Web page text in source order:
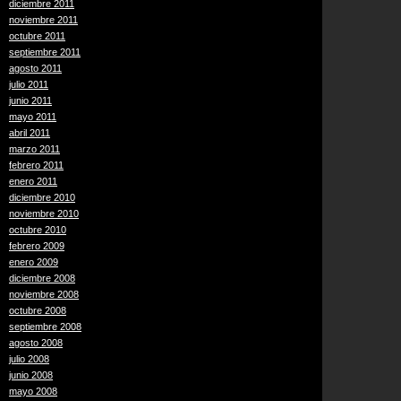
diciembre 2011
noviembre 2011
octubre 2011
septiembre 2011
agosto 2011
julio 2011
junio 2011
mayo 2011
abril 2011
marzo 2011
febrero 2011
enero 2011
diciembre 2010
noviembre 2010
octubre 2010
febrero 2009
enero 2009
diciembre 2008
noviembre 2008
octubre 2008
septiembre 2008
agosto 2008
julio 2008
junio 2008
mayo 2008